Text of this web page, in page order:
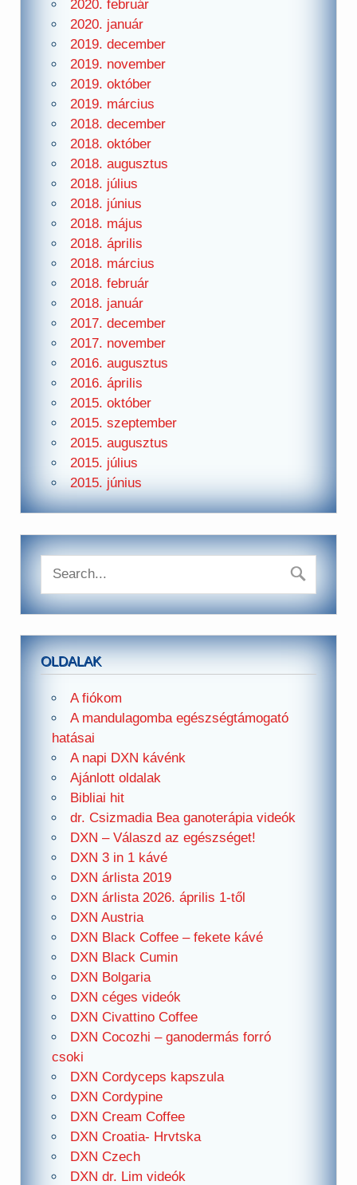
2020. február
2020. január
2019. december
2019. november
2019. október
2019. március
2018. december
2018. október
2018. augusztus
2018. július
2018. június
2018. május
2018. április
2018. március
2018. február
2018. január
2017. december
2017. november
2016. augusztus
2016. április
2015. október
2015. szeptember
2015. augusztus
2015. július
2015. június
OLDALAK
A fiókom
A mandulagomba egészségtámogató
hatásai
A napi DXN kávénk
Ajánlott oldalak
Bibliai hit
dr. Csizmadia Bea ganoterápia videók
DXN – Válaszd az egészséget!
DXN 3 in 1 kávé
DXN árlista 2019
DXN árlista 2026. április 1-től
DXN Austria
DXN Black Coffee – fekete kávé
DXN Black Cumin
DXN Bolgaria
DXN céges videók
DXN Civattino Coffee
DXN Cocozhi – ganodermás forró
csoki
DXN Cordyceps kapszula
DXN Cordypine
DXN Cream Coffee
DXN Croatia- Hrvtska
DXN Czech
DXN dr. Lim videók